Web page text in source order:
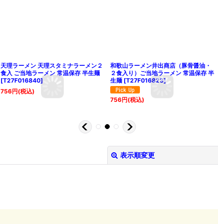
天理ラーメン 天理スタミナラーメン２
食入 ご当地ラーメン 常温保存 半生麺
[T27F016840]
756円(税込)
和歌山ラーメン井出商店（豚骨醤油・
２食入り）ご当地ラーメン 常温保存 半
生麺 [T27F016823]
756円(税込)
表示順変更